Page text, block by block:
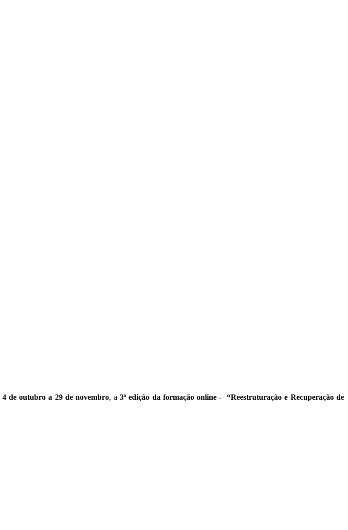
4 de outubro a 29 de novembro, a 3ª edição da formação online -
“Reestruturação e Recuperação de